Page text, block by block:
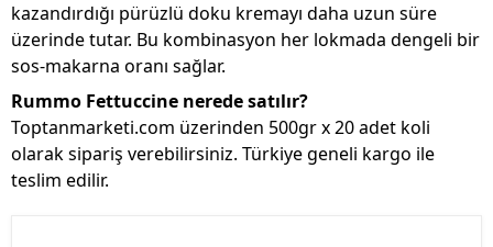
kazandırdığı pürüzlü doku kremayı daha uzun süre
üzerinde tutar. Bu kombinasyon her lokmada dengeli bir
sos-makarna oranı sağlar.
Rummo Fettuccine nerede satılır?
Toptanmarketi.com üzerinden 500gr x 20 adet koli
olarak sipariş verebilirsiniz. Türkiye geneli kargo ile
teslim edilir.